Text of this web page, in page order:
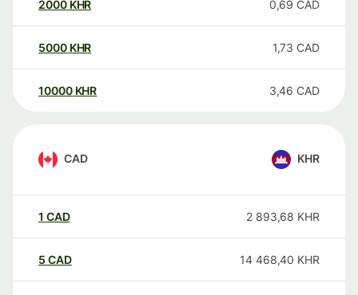
2000 KHR 0,69 CAD
5000 KHR 1,73 CAD
10000 KHR 3,46 CAD
CAD KHR
1 CAD 2 893,68 KHR
5 CAD 14 468,40 KHR